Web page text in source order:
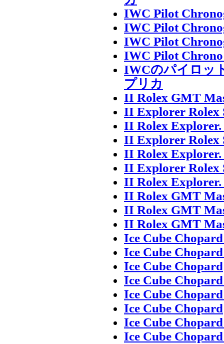
IWC Pilot
IWC Pilot
IWC Pilot
IWC Pilot Chrono
IWCのパイロッ
プリカ
II Rolex GMT
II Explorer Rolex
II Rolex Explorer.
II Explorer Rolex
II Rolex Explorer.
II Explorer Rolex
II Rolex Explorer.
II Rolex GMT
II Rolex GMT
II Rolex GMT
Ice Cube
Ice Cube
Ice Cube Chopard
Ice Cube
Ice Cube
Ice Cube Chopard
Ice Cube
Ice Cube